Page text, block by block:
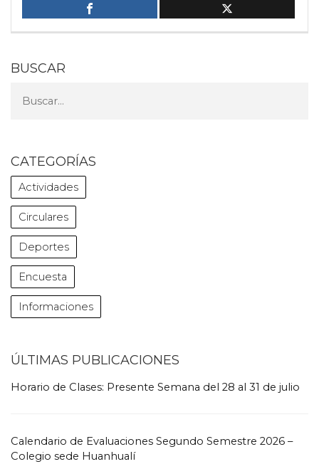
BUSCAR
CATEGORÍAS
Actividades
Circulares
Deportes
Encuesta
Informaciones
ÚLTIMAS PUBLICACIONES
Horario de Clases: Presente Semana del 28 al 31 de julio
Calendario de Evaluaciones Segundo Semestre 2026 –
Colegio sede Huanhualí